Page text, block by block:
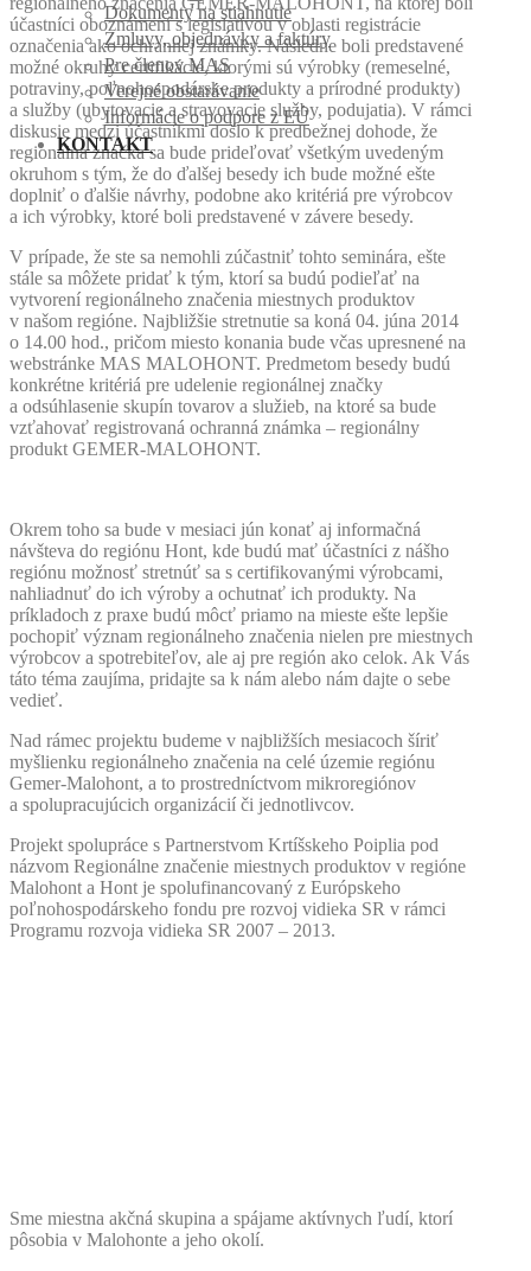
Dokumenty na stiahnutie
Zmluvy, objednávky a faktúry
Pre členov MAS
Verejné obstarávanie
Informácie o podpore z EÚ
KONTAKT
účastníci oboznámení s legislatívou v oblasti registrácie
označenia ako ochrannej známky. Následne boli predstavené
možné okruhy certifikácie, ktorými sú výrobky (remeselné,
potraviny, poľnohospodárske produkty a prírodné produkty)
a služby (ubytovacie a stravovacie služby, podujatia). V rámci
diskusie medzi účastníkmi došlo k predbežnej dohode, že
regionálna značka sa bude prideľovať všetkým uvedeným
okruhom s tým, že do ďalšej besedy ich bude možné ešte
doplniť o ďalšie návrhy, podobne ako kritériá pre výrobcov
a ich výrobky, ktoré boli predstavené v závere besedy.
V prípade, že ste sa nemohli zúčastniť tohto seminára, ešte
stále sa môžete pridať k tým, ktorí sa budú podieľať na
vytvorení regionálneho značenia miestnych produktov
v našom regióne. Najbližšie stretnutie sa koná 04. júna 2014
o 14.00 hod., pričom miesto konania bude včas upresnené na
webstránke MAS MALOHONT. Predmetom besedy budú
konkrétne kritériá pre udelenie regionálnej značky
a odsúhlasenie skupín tovarov a služieb, na ktoré sa bude
vzťahovať registrovaná ochranná známka – regionálny
produkt GEMER-MALOHONT.
Okrem toho sa bude v mesiaci jún konať aj informačná
návšteva do regiónu Hont, kde budú mať účastníci z nášho
regiónu možnosť stretnúť sa s certifikovanými výrobcami,
nahliadnuť do ich výroby a ochutnať ich produkty. Na
príkladoch z praxe budú môcť priamo na mieste ešte lepšie
pochopiť význam regionálneho značenia nielen pre miestnych
výrobcov a spotrebiteľov, ale aj pre región ako celok. Ak Vás
táto téma zaujíma, pridajte sa k nám alebo nám dajte o sebe
vedieť.
Nad rámec projektu budeme v najbližších mesiacoch šíriť
myšlienku regionálneho značenia na celé územie regiónu
Gemer-Malohont, a to prostredníctvom mikroregiónov
a spolupracujúcich organizácií či jednotlivcov.
Projekt spolupráce s Partnerstvom Krtíšskeho Poiplia pod
názvom Regionálne značenie miestnych produktov v regióne
Malohont a Hont je spolufinancovaný z Európskeho
poľnohospodárskeho fondu pre rozvoj vidieka SR v rámci
Programu rozvoja vidieka SR 2007 – 2013.
Sme miestna akčná skupina a spájame aktívnych ľudí, ktorí
pôsobia v Malohonte a jeho okolí.